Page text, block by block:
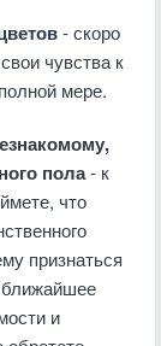
- скоро
чувства к
мере.
пола- к
что
признаться
ближайшее
и